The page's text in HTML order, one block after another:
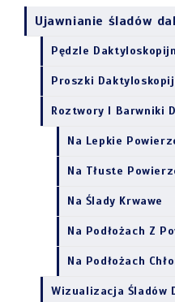
Ujawnianie śladów
Pędzle
Proszki
Roztwory I Barwniki
Na Lepkie
Na Tłuste
Na Ślady Krwawe
Na Podłożach Z
Na Podłożach
Wizualizacja Śladów